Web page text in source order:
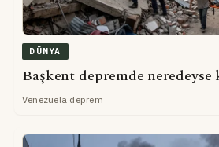
DÜNYA
Başkent depremde neredeyse
Venezuela deprem